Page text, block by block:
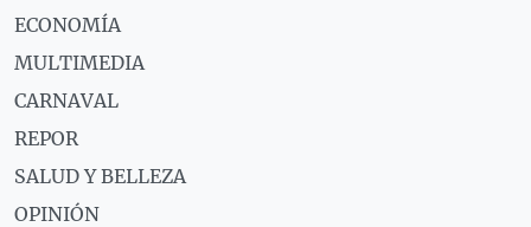
ECONOMÍA
MULTIMEDIA
CARNAVAL
REPOR
SALUD Y BELLEZA
OPINIÓN